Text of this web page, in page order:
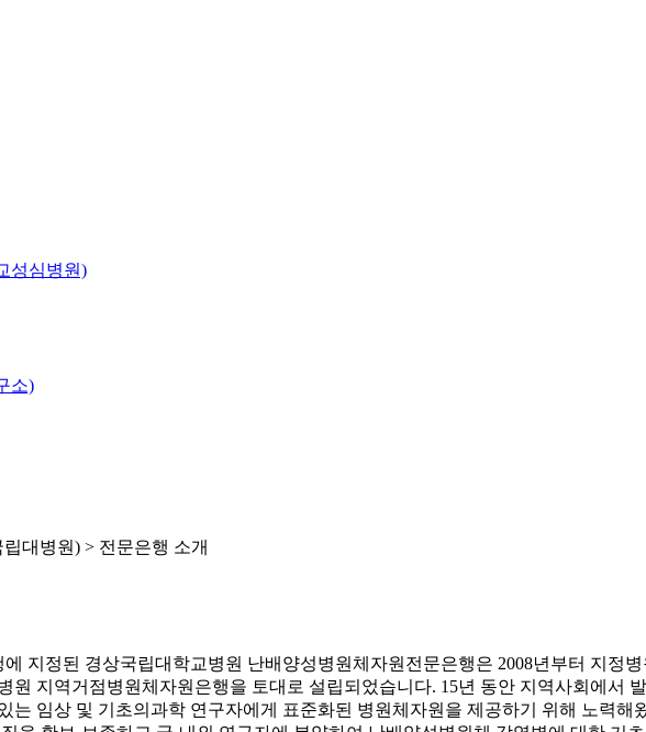
성심병원)
소)
대병원) > 전문은행 소개
지정된 경상국립대학교병원 난배양성병원체자원전문은행은 2008년부터 지정
원 지역거점병원체자원은행을 토대로 설립되었습니다. 15년 동안 지역사회에서
는 임상 및 기초의과학 연구자에게 표준화된 병원체자원을 제공하기 위해 노력해